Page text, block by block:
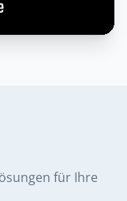
für Ihre